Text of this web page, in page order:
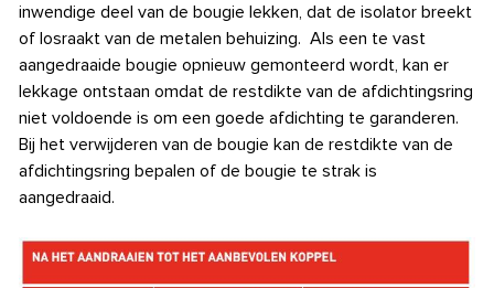
inwendige deel van de bougie lekken, dat de isolator breekt
of losraakt van de metalen behuizing. Als een te vast
aangedraaide bougie opnieuw gemonteerd wordt, kan er
lekkage ontstaan omdat de restdikte van de afdichtingsring
niet voldoende is om een goede afdichting te garanderen.
Bij het verwijderen van de bougie kan de restdikte van de
afdichtingsring bepalen of de bougie te strak is
aangedraaid.